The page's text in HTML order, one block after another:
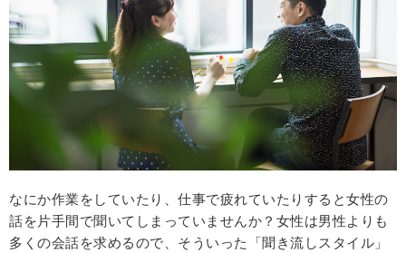
なにか作業をしていたり、仕事で疲れていたりすると女性の
話を片手間で聞いてしまっていませんか？女性は男性よりも
多くの会話を求めるので、そういった「聞き流しスタイル」